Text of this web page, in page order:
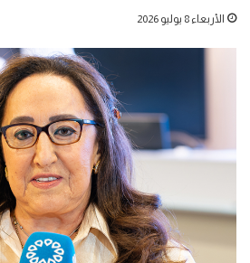
الأربعاء 8 يوليو 2026